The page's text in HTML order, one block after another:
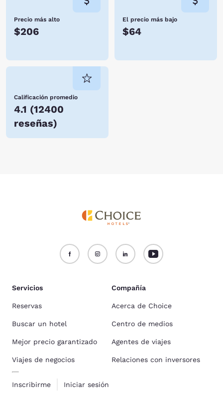
Precio más alto
$206
El precio más bajo
$64
Calificación promedio
4.1 (12400
reseñas)
Servicios
Reservas
Buscar un hotel
Mejor precio garantizado
Viajes de negocios
Inscribirme Iniciar sesión
Compañía
Acerca de Choice
Centro de medios
Agentes de viajes
Relaciones con inversores